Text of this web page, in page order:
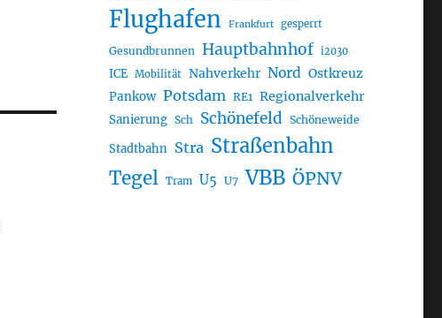
Flughafen Frankfurt gesperrt
Gesundbrunnen Hauptbahnhof i2030
ICE Mobilität Nahverkehr Nord Ostkreuz
Pankow Potsdam RE1 Regionalverkehr
Sanierung Sch Schönefeld Schöneweide
Stadtbahn Stra Straßenbahn
Tegel Tram U5 U7 VBB ÖPNV